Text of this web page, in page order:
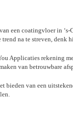
een coatingvloer in
na te streven, denk
Applicaties rekening
van betrouwbare
bieden van een